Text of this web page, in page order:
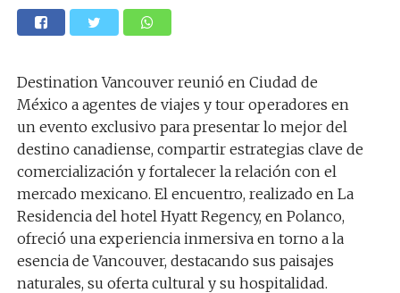
Destination Vancouver reunió en Ciudad de
México a agentes de viajes y tour operadores en
un evento exclusivo para presentar lo mejor del
destino canadiense, compartir estrategias clave de
comercialización y fortalecer la relación con el
mercado mexicano. El encuentro, realizado en La
Residencia del hotel Hyatt Regency, en Polanco,
ofreció una experiencia inmersiva en torno a la
esencia de Vancouver, destacando sus paisajes
naturales, su oferta cultural y su hospitalidad.